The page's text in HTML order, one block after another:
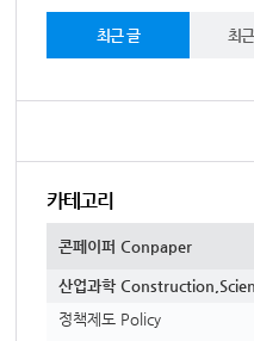
최근 글 최
카테고리
콘페이퍼 Conpaper
산업과학
정책제도 Policy